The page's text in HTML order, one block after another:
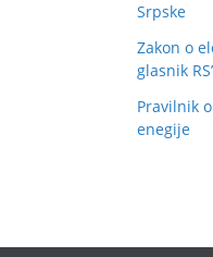
Srpske
Zakon o
glasnik
Pravilnik
enegije